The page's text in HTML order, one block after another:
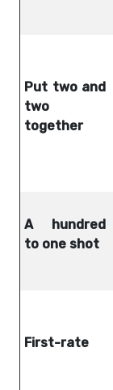
Put two and
two
together
A hundred
to one shot
First-rate